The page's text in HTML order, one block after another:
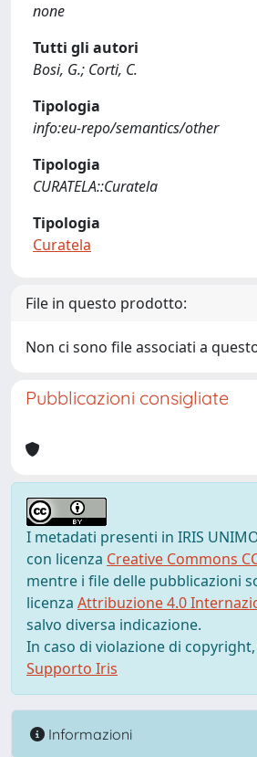
none
Tutti gli autori
Bosi, G.; Corti, C.
Tipologia
info:eu-repo/semantics/other
Tipologia
CURATELA::Curatela
Tipologia
Curatela
File in questo prodotto:
Non ci sono file associati a
Pubblicazioni consigliate
I metadati presenti in IRIS
con licenza Creative Commons
mentre i file delle pubblicazioni
licenza Attribuzione 4.0
salvo diversa indicazione.
In caso di violazione di
Supporto Iris
Informazioni